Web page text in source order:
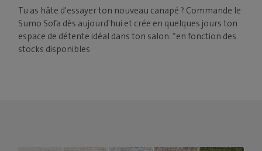
Tu as hâte d'essayer ton nouveau canapé ? Commande le
Sumo Sofa dès aujourd'hui et crée en quelques jours ton
espace de détente idéal dans ton salon. *en fonction des
stocks disponibles